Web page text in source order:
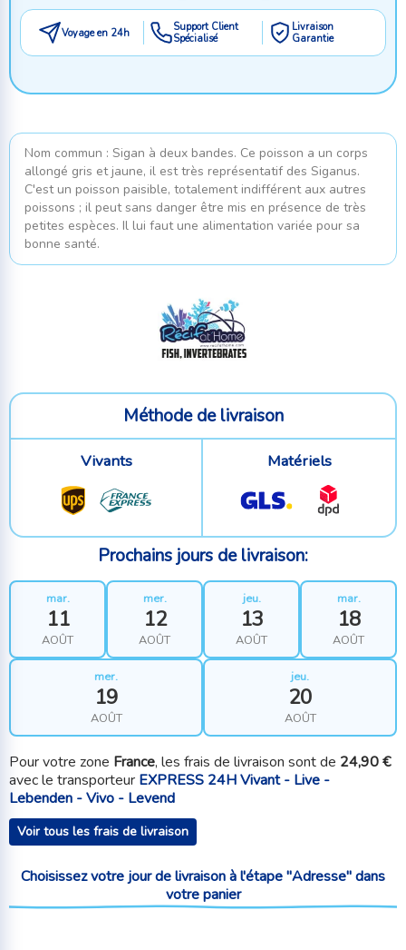
Voyage en 24h
Support Client
Spécialisé
Livraison
Garantie
Nom commun : Sigan à deux bandes. Ce poisson a un corps
allongé gris et jaune, il est très représentatif des Siganus.
C'est un poisson paisible, totalement indifférent aux autres
poissons ; il peut sans danger être mis en présence de très
petites espèces. Il lui faut une alimentation variée pour sa
bonne santé.
Méthode de livraison
Vivants Matériels
Prochains jours de livraison:
mar.
11
AOÛT
mer.
12
AOÛT
jeu.
13
AOÛT
mar.
18
AOÛT
mer.
19
AOÛT
jeu.
20
AOÛT
Pour votre zone France, les frais de livraison sont de 24,90 €
avec le transporteur EXPRESS 24H Vivant - Live -
Lebenden - Vivo - Levend
Voir tous les frais de livraison
Choisissez votre jour de livraison à l'étape "Adresse" dans
votre panier